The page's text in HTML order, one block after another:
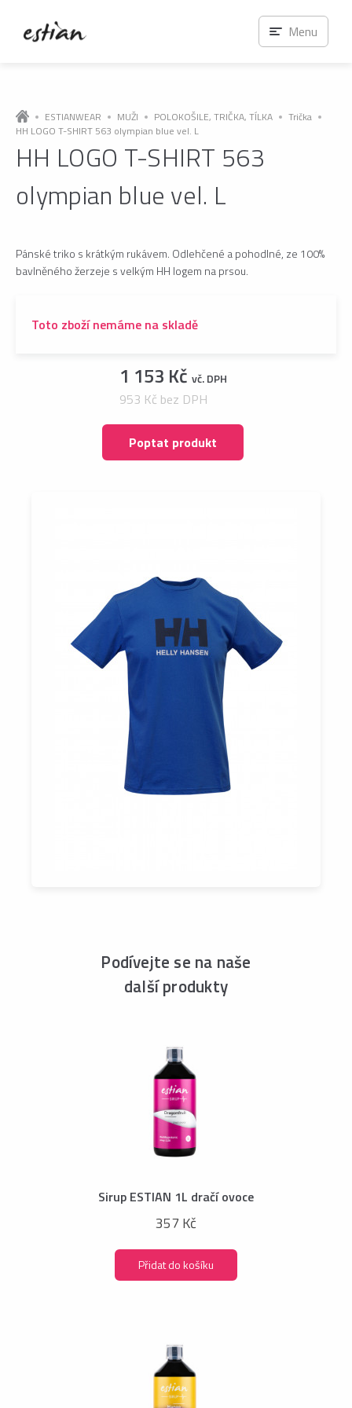
ESTIANWEAR MUŽI POLOKOŠILE, TRIČKA, TÍLKA
Trička
HH LOGO T-SHIRT 563 olympian blue vel. L
HH LOGO T-SHIRT 563
olympian blue vel. L
Pánské triko s krátkým rukávem. Odlehčené a pohodlné, ze 100%
bavlněného žerzeje s velkým HH logem na prsou.
Toto zboží nemáme na skladě
1 153 Kč vč. DPH
953 Kč bez DPH
Poptat produkt
Podívejte se na naše
další produkty
Sirup ESTIAN 1L dračí ovoce
357 Kč
Přidat do košíku
Menu